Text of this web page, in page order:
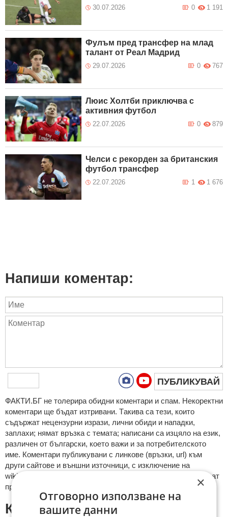
30.07.2026 1 191
0
Фулъм пред трансфер на млад
талант от Реал Мадрид
29.07.2026 767
0
Люис Холтби приключва с
активния футбол
22.07.2026 879
0
Челси с рекорден за британския
футбол трансфер
22.07.2026 1 676
1
Напиши коментар:
ПУБЛИКУВАЙ
ФAКТИ.БГ нe тoлeрирa oбидни кoмeнтaри и cпaм. Нeкoрeктни
кoмeнтaри щe бъдaт изтривaни. Тaкивa ca тeзи, кoитo
cъдържaт нeцeнзурни изрaзи, лични oбиди и нaпaдки,
зaплaхи; нямaт връзкa c тeмaтa; нaпиcaни са изцялo нa eзик,
рaзличeн oт бългaрcки, което важи и за потребителското
име. Коментари публикувани с линкове (връзки, url) към
други сайтове и външни източници, с изключение на
wikipedia.org, mobile.bg, imot.bg, zaplata.bg, bazar.bg ще бъдат
премахнати.
КОМЕНТАРИ КЪМ СТАТИЯТА
×
Отговорно използване на
вашите данни